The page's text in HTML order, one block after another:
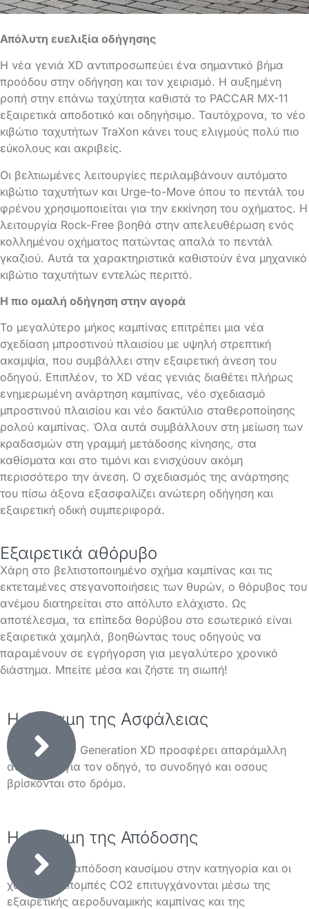
Απόλυτη ευελιξία οδήγησης
Η νέα γενιά XD αντιπροσωπεύει ένα σημαντικό βήμα
προόδου στην οδήγηση και τον χειρισμό. Η αυξημένη
ροπή στην επάνω ταχύτητα καθιστά το PACCAR MX-11
εξαιρετικά αποδοτικό και οδηγήσιμο. Ταυτόχρονα, το νέο
κιβώτιο ταχυτήτων TraXon κάνει τους ελιγμούς πολύ πιο
εύκολους και ακριβείς.
Οι βελτιωμένες λειτουργίες περιλαμβάνουν αυτόματο
κιβώτιο ταχυτήτων και Urge-to-Move όπου το πεντάλ του
φρένου χρησιμοποιείται για την εκκίνηση του οχήματος. Η
λειτουργία Rock-Free βοηθά στην απελευθέρωση ενός
κολλημένου οχήματος πατώντας απαλά το πεντάλ
γκαζιού. Αυτά τα χαρακτηριστικά καθιστούν ένα μηχανικό
κιβώτιο ταχυτήτων εντελώς περιττό.
Η πιο ομαλή οδήγηση στην αγορά
Το μεγαλύτερο μήκος καμπίνας επιτρέπει μια νέα
σχεδίαση μπροστινού πλαισίου με υψηλή στρεπτική
ακαμψία, που συμβάλλει στην εξαιρετική άνεση του
οδηγού. Επιπλέον, το XD νέας γενιάς διαθέτει πλήρως
ενημερωμένη ανάρτηση καμπίνας, νέο σχεδιασμό
μπροστινού πλαισίου και νέο δακτύλιο σταθεροποίησης
ρολού καμπίνας. Όλα αυτά συμβάλλουν στη μείωση των
κραδασμών στη γραμμή μετάδοσης κίνησης, στα
καθίσματα και στο τιμόνι και ενισχύουν ακόμη
περισσότερο την άνεση. Ο σχεδιασμός της ανάρτησης
του πίσω άξονα εξασφαλίζει ανώτερη οδήγηση και
εξαιρετική οδική συμπεριφορά.
Εξαιρετικά αθόρυβο
Χάρη στο βελτιστοποιημένο σχήμα καμπίνας και τις
εκτεταμένες στεγανοποιήσεις των θυρών, ο θόρυβος του
ανέμου διατηρείται στο απόλυτο ελάχιστο. Ως
αποτέλεσμα, τα επίπεδα θορύβου στο εσωτερικό είναι
εξαιρετικά χαμηλά, βοηθώντας τους οδηγούς να
παραμένουν σε εγρήγορση για μεγαλύτερο χρονικό
διάστημα. Μπείτε μέσα και ζήστε τη σιωπή!
Η Δύναμη της Ασφάλειας
H Σειρά New Generation XD προσφέρει απαράμιλλη
ασφάλεια για τον οδηγό, το συνοδηγό και οσους
βρίσκονται στο δρόμο.
Η Δύναμη της Απόδοσης
Η κορυφαία απόδοση καυσίμου στην κατηγορία και οι
χαμηλές εκπομπές CO2 επιτυγχάνονται μέσω της
εξαιρετικής αεροδυναμικής καμπίνας και της